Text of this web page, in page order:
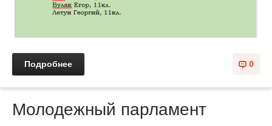
0
Подробнее
Молодежный парламент